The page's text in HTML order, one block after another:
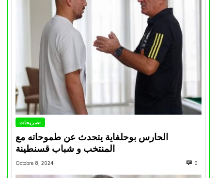
تصريحات
الحارس بوحلفاية يتحدث عن طموحاته مع
المنتخب و شباب قسنطينة
Octobre 8, 2024 0